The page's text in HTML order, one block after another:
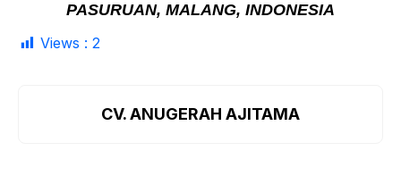
PASURUAN, MALANG, INDONESIA
Views : 2
CV. ANUGERAH AJITAMA